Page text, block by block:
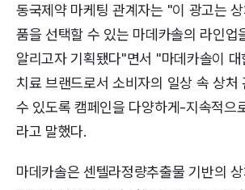
동국제약 마케팅 관계자는 "이 광고는
품을 선택할 수 있는 마데카솔의 라인업
알리고자 기획됐다"면서 "마데카솔이
치료 브랜드로서 소비자의 일상 속 상처
수 있도록 캠페인을 다양하게-지속적으
라고 말했다.
마데카솔은 센텔라정량추출물 기반의